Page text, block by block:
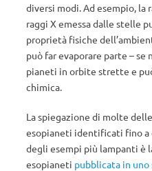
diversi modi. Ad esempio,
raggi X emessa dalle stelle
proprietà fisiche
può far evaporare parte – se
pianeti in orbite strette e
chimica.
La spiegazione di molte
esopianeti identificati fino a
degli esempi più lampanti è
esopianeti pubblicata in